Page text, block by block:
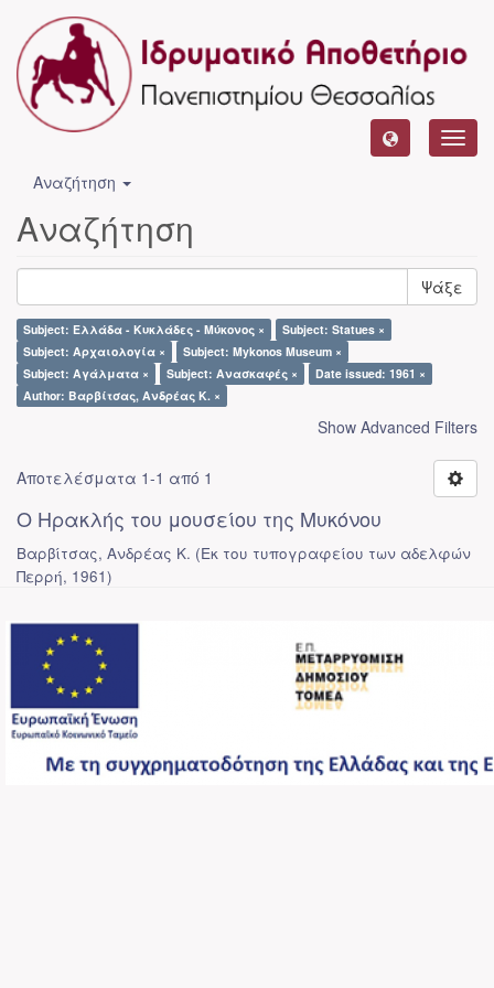
Αναζήτηση
Αναζήτηση
Ψάξε
Subject: Ελλάδα - Κυκλάδες - Μύκονος ×
Subject: Statues ×
Subject: Αρχαιολογία ×
Subject: Mykonos Museum ×
Subject: Αγάλματα ×
Subject: Ανασκαφές ×
Date issued: 1961 ×
Author: Βαρβίτσας, Ανδρέας Κ. ×
Show Advanced Filters
Αποτελέσματα 1-1 από 1
Ο Ηρακλής του μουσείου της Μυκόνου
Βαρβίτσας, Ανδρέας Κ. (Εκ του τυπογραφείου των αδελφών
Περρή, 1961)